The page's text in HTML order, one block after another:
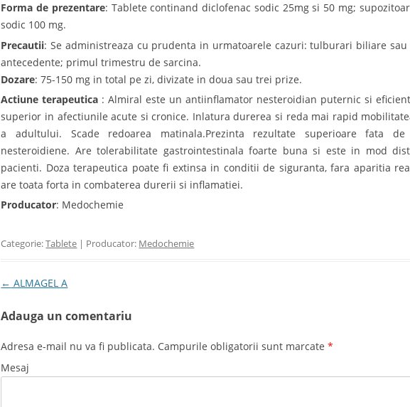
Forma de prezentare: Tablete continand diclofenac sodic 25mg si 50 mg;
sodic 100 mg.
Precautii: Se administreaza cu prudenta in urmatoarele cazuri: tulburari biliare
antecedente; primul trimestru de sarcina.
Dozare: 75-150 mg in total pe zi, divizate in doua sau trei prize.
Actiune terapeutica : Almiral este un antiinflamator nesteroidian puternic si
superior in afectiunile acute si cronice. Inlatura durerea si reda mai rapid
a adultului. Scade redoarea matinala.Prezinta rezultate superioare fata de
nesteroidiene. Are tolerabilitate gastrointestinala foarte buna si este in mod
pacienti. Doza terapeutica poate fi extinsa in conditii de siguranta, fara aparitia
are toata forta in combaterea durerii si inflamatiei.
Producator: Medochemie
Categorie:Tablete | Producator: Medochemie
Post navigation
← ALMAGEL A
Adauga un comentariu
Adresa e-mail nu va fi publicata. Campurile obligatorii sunt marcate*
Mesaj